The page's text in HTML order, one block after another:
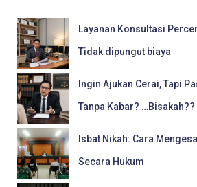
Layanan Konsultasi
Tidak dipungut biaya
Ingin Ajukan Cerai, Tapi
Tanpa Kabar? …Bisakah??
Isbat Nikah: Cara
Secara Hukum